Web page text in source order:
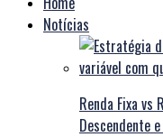
Notícias
Renda Fixa vs
Descendente